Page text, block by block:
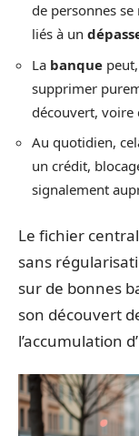
de personnes se
liés à un
La banque
supprimer
découvert, voire
Au quotidien,
un crédit,
signalement
Le fichier
sans
sur de bonnes
son découvert
l’accumulation